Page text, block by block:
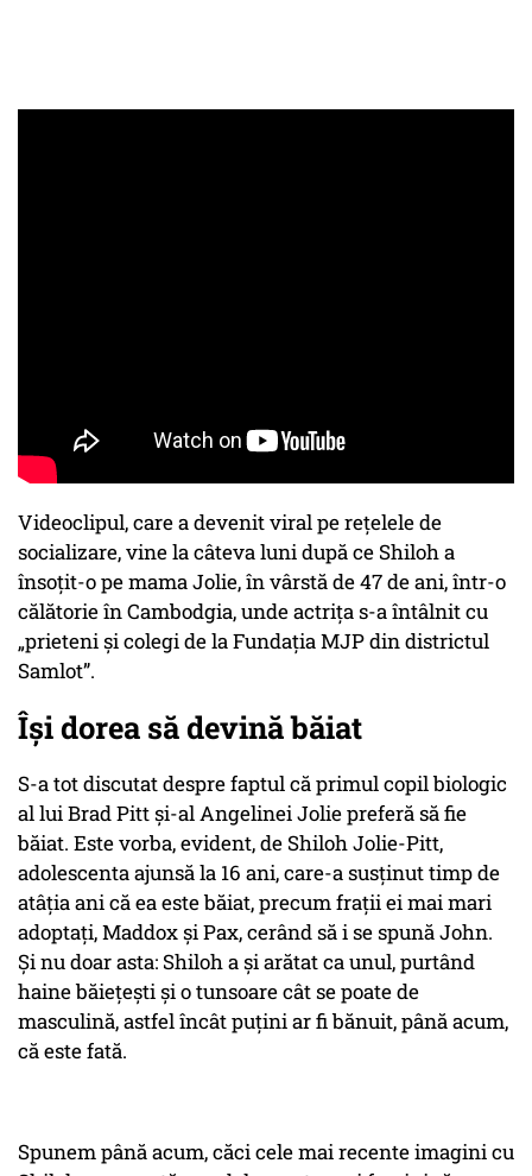
Videoclipul, care a devenit viral pe rețelele de
socializare, vine la câteva luni după ce Shiloh a
însoțit-o pe mama Jolie, în vârstă de 47 de ani, într-o
călătorie în Cambodgia, unde actrița s-a întâlnit cu
„prieteni și colegi de la Fundația MJP din districtul
Samlot”.
Îşi dorea să devină băiat
S-a tot discutat despre faptul că primul copil biologic
al lui Brad Pitt şi-al Angelinei Jolie preferă să fie
băiat. Este vorba, evident, de Shiloh Jolie-Pitt,
adolescenta ajunsă la 16 ani, care-a susţinut timp de
atâţia ani că ea este băiat, precum fraţii ei mai mari
adoptaţi, Maddox şi Pax, cerând să i se spună John.
Şi nu doar asta: Shiloh a şi arătat ca unul, purtând
haine băieţeşti şi o tunsoare cât se poate de
masculină, astfel încât puţini ar fi bănuit, până acum,
că este fată.
Spunem până acum, căci cele mai recente imagini cu